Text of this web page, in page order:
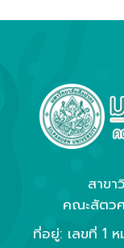
สาขา
คณะสัตวศ
ที่อยู่: เลขที่ 1